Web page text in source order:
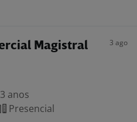
Magistral 3 ago
anos
Presencial